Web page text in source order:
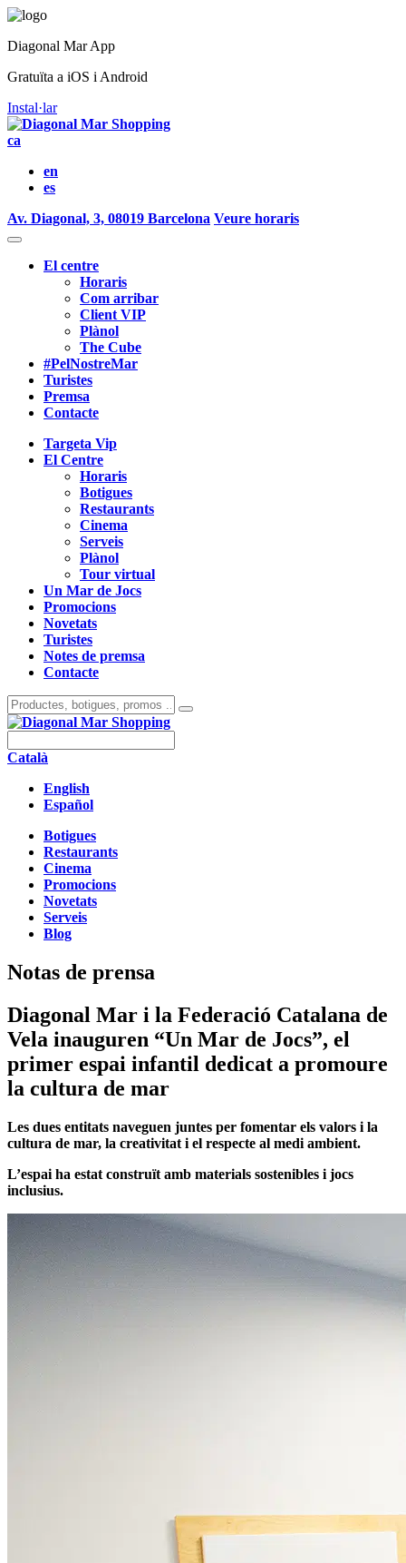
Diagonal Mar App
Gratuïta a iOS i Android
Instal·lar
ca
en
es
Av. Diagonal, 3, 08019 Barcelona Veure horaris
El centre
Horaris
Com arribar
Client VIP
Plànol
The Cube
#PelNostreMar
Turistes
Premsa
Contacte
Targeta Vip
El Centre
Horaris
Botigues
Restaurants
Cinema
Serveis
Plànol
Tour virtual
Un Mar de Jocs
Promocions
Novetats
Turistes
Notes de premsa
Contacte
Català
English
Español
Botigues
Restaurants
Cinema
Promocions
Novetats
Serveis
Blog
Notas de prensa
Diagonal Mar i la Federació Catalana de
Vela inauguren “Un Mar de Jocs”, el
primer espai infantil dedicat a promoure
la cultura de mar
Les dues entitats naveguen juntes per fomentar els valors i la
cultura de mar, la creativitat i el respecte al medi ambient.
L’espai ha estat construït amb materials sostenibles i jocs
inclusius.